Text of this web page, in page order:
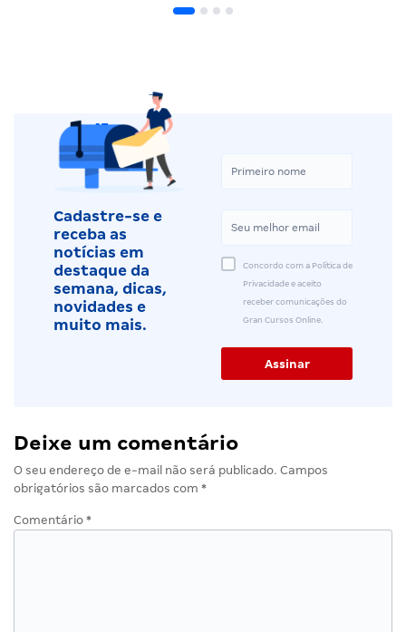
Cadastre-se e
receba as
notícias em
destaque da
semana, dicas,
novidades e
muito mais.
Concordo com a Política de
Privacidade e aceito
receber comunicações do
Gran Cursos Online.
Deixe um comentário
O seu endereço de e-mail não será publicado. Campos
obrigatórios são marcados com *
Comentário *